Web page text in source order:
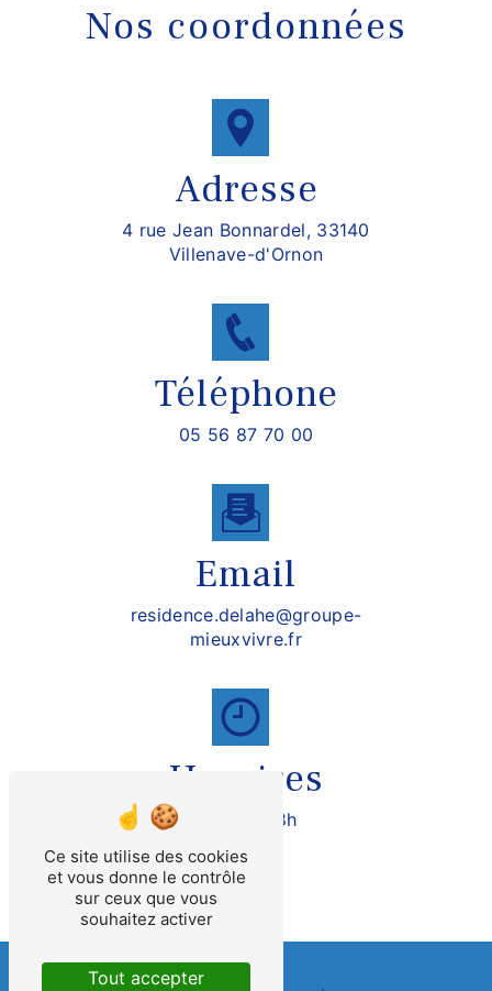
Nos coordonnées
Adresse
4 rue Jean Bonnardel, 33140
Villenave-d'Ornon
Téléphone
05 56 87 70 00
Email
residence.delahe@groupe-
mieuxvivre.fr
Horaires
De 9h à 18h
Ce site utilise des cookies
et vous donne le contrôle
sur ceux que vous
souhaitez activer
Tout accepter